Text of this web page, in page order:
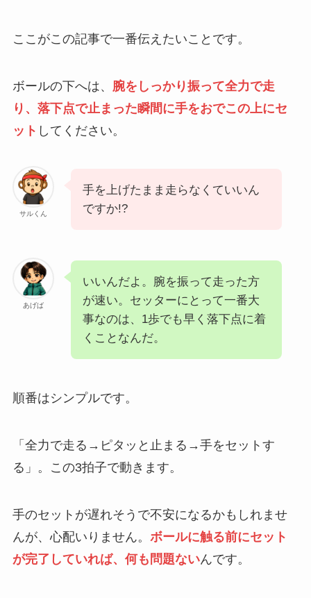
ここがこの記事で一番伝えたいことです。
ボールの下へは、 腕をしっかり振って全力で走
り、落下点で止まった瞬間に手をおでこの上にセ
ット してください。
サルくん
手を上げたまま走らなくていいん
ですか!?
あげば
いいんだよ。腕を振って走った方
が速い。セッターにとって一番大
事なのは、1歩でも早く落下点に着
くことなんだ。
順番はシンプルです。
「全力で走る→ピタッと止まる→手をセットす
る」。この3拍子で動きます。
手のセットが遅れそうで不安になるかもしれませ
んが、心配いりません。 ボールに触る前にセット
が完了していれば、何も問題ないんです。